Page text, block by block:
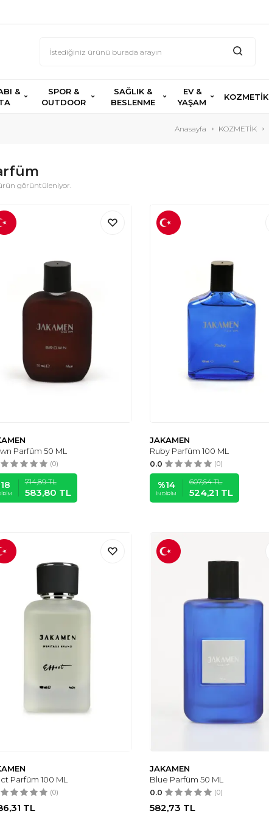
&
SPOR &
OUTDOOR
SAĞLIK &
BESLENME
EV &
YAŞAM
KOZMETİK
Anasayfa KOZMETİK
görüntüleniyor.
Parfüm 50 ML
(0)
18 714,89TL
583,80 TL
JAKAMEN
Ruby Parfüm 100 ML
0.0 (0)
%14
İNDIRIM
607,64TL
524,21 TL
Parfüm 100 ML
(0)
TL
JAKAMEN
Blue Parfüm 50 ML
0.0 (0)
582,73 TL